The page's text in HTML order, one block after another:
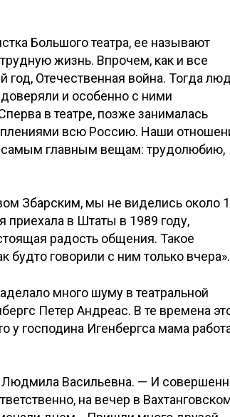
Большого театра, ее называют
жизнь. Впрочем, как и все
год, Отечественная война. Тогда
и особенно с ними
в театре, позже занималась
всю Россию. Наши
самым главным вещам: трудолюбию,
Збарским, мы не виделись около
приехала в Штаты в 1989 году,
радость общения. Такое
говорили с ним только вчера».
много шуму в театральной
Петер Андреас. В те времена
у господина Игенбергса мама
Людмила Васильевна. — И
на вечер в